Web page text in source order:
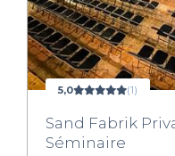
5,0 (1)
Sand Fabrik
Séminaire